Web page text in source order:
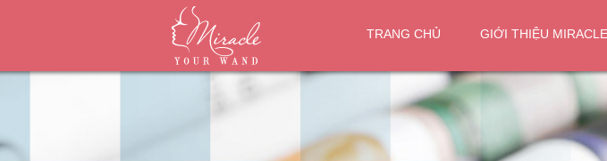
TRANG CHỦ GIỚI THIỆU MIRACLE